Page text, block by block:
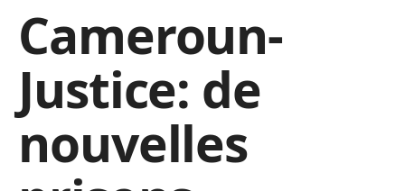
Cameroun-
Justice: de
nouvelles